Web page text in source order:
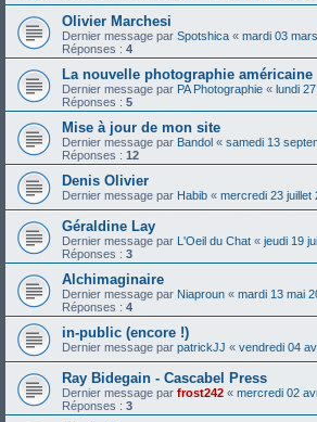
Olivier Marchesi
Dernier message par Spotshica « mardi 03
Réponses : 4
La nouvelle photographie américaine
Dernier message par PA Photographie « lundi
Réponses : 5
Mise à jour de mon site
Dernier message par Bandol « samedi 13
Réponses : 12
Denis Olivier
Dernier message par Habib « mercredi 23 juillet
Géraldine Lay
Dernier message par L'Oeil du Chat « jeudi 19
Réponses : 3
Alchimaginaire
Dernier message par Niaproun « mardi 13 mai
Réponses : 4
in-public (encore !)
Dernier message par patrickJJ « vendredi 04
Ray Bidegain - Cascabel Press
Dernier message par frost242 « mercredi 02
Réponses : 3